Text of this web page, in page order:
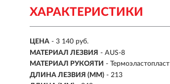
ХАРАКТЕРИСТИКИ
ЦЕНА - 3 140 руб.
МАТЕРИАЛ ЛЕЗВИЯ - AUS-8
МАТЕРИАЛ РУКОЯТИ - Термоэластопласт
ДЛИНА ЛЕЗВИЯ (ММ) - 213